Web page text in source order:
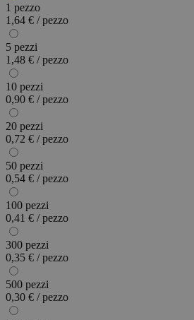
1 pezzo
1,64 € / pezzo
5 pezzi
1,48 € / pezzo
10 pezzi
0,90 € / pezzo
20 pezzi
0,72 € / pezzo
50 pezzi
0,54 € / pezzo
100 pezzi
0,41 € / pezzo
300 pezzi
0,35 € / pezzo
500 pezzi
0,30 € / pezzo